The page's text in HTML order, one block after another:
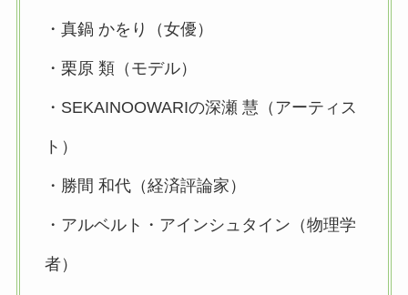
・真鍋 かをり（女優）
・栗原 類（モデル）
・SEKAINOOWARIの深瀬 慧（アーティス
ト）
・勝間 和代（経済評論家）
・アルベルト・アインシュタイン（物理学
者）